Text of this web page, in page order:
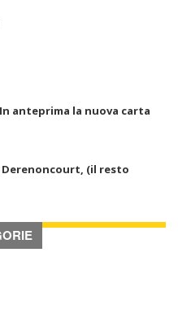
anteprima la nuova carta
Derenoncourt, (il resto